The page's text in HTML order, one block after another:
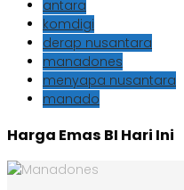
antara
komdigi
derap nusantara
manadones
menyapa nusantara
manado
Harga Emas BI Hari Ini